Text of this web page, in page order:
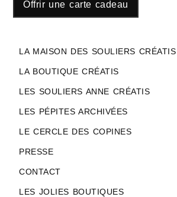
Offrir une carte cadeau
LA MAISON DES SOULIERS CRÉATIS
LA BOUTIQUE CRÉATIS
LES SOULIERS ANNE CRÉATIS
LES PÉPITES ARCHIVÉES
LE CERCLE DES COPINES
PRESSE
CONTACT
LES JOLIES BOUTIQUES